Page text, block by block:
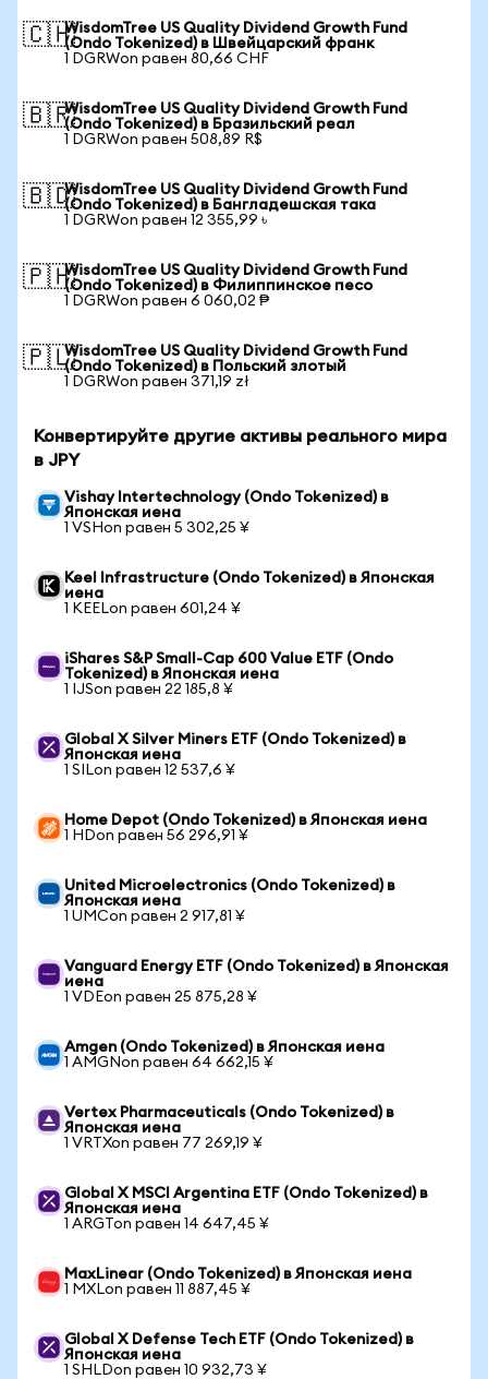
🇨🇭WisdomTree US Quality Dividend Growth Fund
(Ondo Tokenized) в Швейцарский франк
1 DGRWon равен 80,66 CHF
🇧🇷WisdomTree US Quality Dividend Growth Fund
(Ondo Tokenized) в Бразильский реал
1 DGRWon равен 508,89 R$
🇧🇩WisdomTree US Quality Dividend Growth Fund
(Ondo Tokenized) в Бангладешская така
1 DGRWon равен 12 355,99 ৳
🇵🇭WisdomTree US Quality Dividend Growth Fund
(Ondo Tokenized) в Филиппинское песо
1 DGRWon равен 6 060,02 ₱
🇵🇱WisdomTree US Quality Dividend Growth Fund
(Ondo Tokenized) в Польский злотый
1 DGRWon равен 371,19 zł
Конвертируйте другие активы реального мира
в JPY
Vishay Intertechnology (Ondo Tokenized) в
Японская иена
1 VSHon равен 5 302,25 ¥
Keel Infrastructure (Ondo Tokenized) в Японская
иена
1 KEELon равен 601,24 ¥
iShares S&P Small-Cap 600 Value ETF (Ondo
Tokenized) в Японская иена
1 IJSon равен 22 185,8 ¥
Global X Silver Miners ETF (Ondo Tokenized) в
Японская иена
1 SILon равен 12 537,6 ¥
Home Depot (Ondo Tokenized) в Японская иена
1 HDon равен 56 296,91 ¥
United Microelectronics (Ondo Tokenized) в
Японская иена
1 UMCon равен 2 917,81 ¥
Vanguard Energy ETF (Ondo Tokenized) в Японская
иена
1 VDEon равен 25 875,28 ¥
Amgen (Ondo Tokenized) в Японская иена
1 AMGNon равен 64 662,15 ¥
Vertex Pharmaceuticals (Ondo Tokenized) в
Японская иена
1 VRTXon равен 77 269,19 ¥
Global X MSCI Argentina ETF (Ondo Tokenized) в
Японская иена
1 ARGTon равен 14 647,45 ¥
MaxLinear (Ondo Tokenized) в Японская иена
1 MXLon равен 11 887,45 ¥
Global X Defense Tech ETF (Ondo Tokenized) в
Японская иена
1 SHLDon равен 10 932,73 ¥